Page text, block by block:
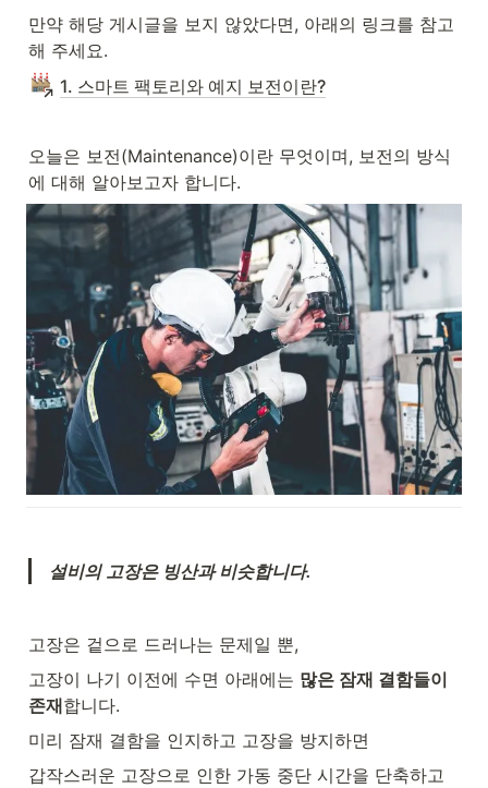
만약 해당 게시글을 보지 않았다면, 아래의 링크를 참고
해 주세요.
1. 스마트 팩토리와 예지 보전이란?
오늘은 보전(Maintenance)이란 무엇이며, 보전의 방식
에 대해 알아보고자 합니다.
설비의 고장은 빙산과 비슷합니다.
고장은 겉으로 드러나는 문제일 뿐,
고장이 나기 이전에 수면 아래에는 많은 잠재 결함들이
존재합니다.
미리 잠재 결함을 인지하고 고장을 방지하면
갑작스러운 고장으로 인한 가동 중단 시간을 단축하고